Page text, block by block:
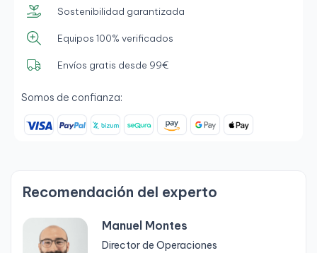
Sostenibilidad garantizada
Equipos 100% verificados
Envíos gratis desde 99€
Somos de confianza:
Recomendación del experto
Manuel Montes
Director de Operaciones